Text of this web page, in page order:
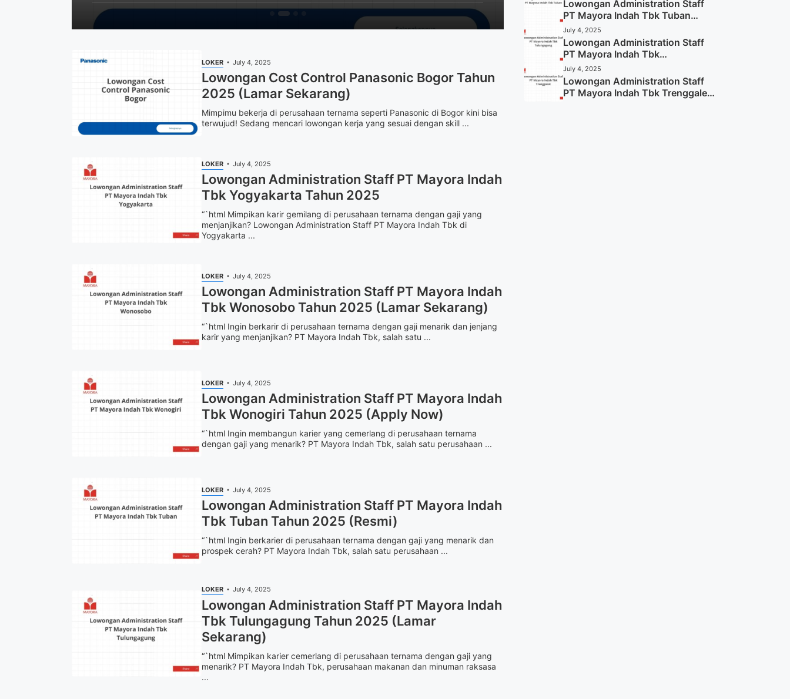
LOKER July 4, 2025
Lowongan Cost Control Panasonic Bogor Tahun
2025 (Lamar Sekarang)
Mimpimu bekerja di perusahaan ternama seperti Panasonic di Bogor kini bisa
terwujud! Sedang mencari lowongan kerja yang sesuai dengan skill ...
LOKER July 4, 2025
Lowongan Administration Staff PT Mayora Indah
Tbk Yogyakarta Tahun 2025
“`html Mimpikan karir gemilang di perusahaan ternama dengan gaji yang
menjanjikan? Lowongan Administration Staff PT Mayora Indah Tbk di
Yogyakarta ...
LOKER July 4, 2025
Lowongan Administration Staff PT Mayora Indah
Tbk Wonosobo Tahun 2025 (Lamar Sekarang)
“`html Ingin berkarir di perusahaan ternama dengan gaji menarik dan jenjang
karir yang menjanjikan? PT Mayora Indah Tbk, salah satu ...
LOKER July 4, 2025
Lowongan Administration Staff PT Mayora Indah
Tbk Wonogiri Tahun 2025 (Apply Now)
“`html Ingin membangun karier yang cemerlang di perusahaan ternama
dengan gaji yang menarik? PT Mayora Indah Tbk, salah satu perusahaan ...
LOKER July 4, 2025
Lowongan Administration Staff PT Mayora Indah
Tbk Tuban Tahun 2025 (Resmi)
“`html Ingin berkarier di perusahaan ternama dengan gaji yang menarik dan
prospek cerah? PT Mayora Indah Tbk, salah satu perusahaan ...
LOKER July 4, 2025
Lowongan Administration Staff PT Mayora Indah
Tbk Tulungagung Tahun 2025 (Lamar
Sekarang)
“`html Mimpikan karier cemerlang di perusahaan ternama dengan gaji yang
menarik? PT Mayora Indah Tbk, perusahaan makanan dan minuman raksasa
...
Lowongan Administration Staff
PT Mayora Indah Tbk Tuban
Tahun 2025 (Resmi)
July 4, 2025
Lowongan Administration Staff
PT Mayora Indah Tbk
Tulungagung Tahun 2025 (Lamar
Sekarang)
July 4, 2025
Lowongan Administration Staff
PT Mayora Indah Tbk Trenggalek